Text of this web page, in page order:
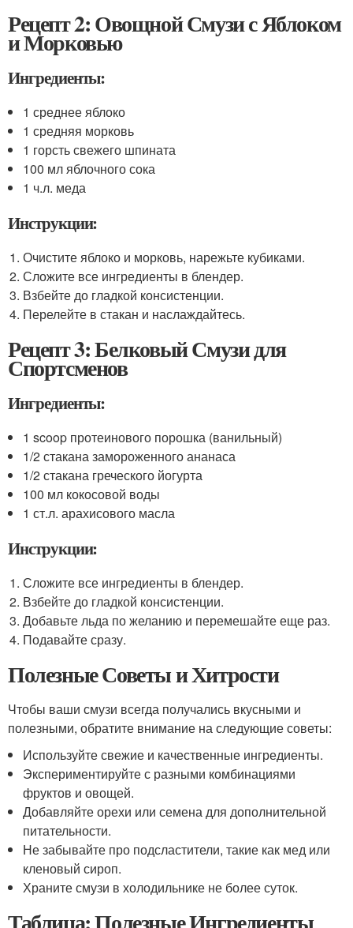
Рецепт 2: Овощной Смузи с Яблоком
и Морковью
Ингредиенты:
1 среднее яблоко
1 средняя морковь
1 горсть свежего шпината
100 мл яблочного сока
1 ч.л. меда
Инструкции:
Очистите яблоко и морковь, нарежьте кубиками.
Сложите все ингредиенты в блендер.
Взбейте до гладкой консистенции.
Перелейте в стакан и наслаждайтесь.
Рецепт 3: Белковый Смузи для
Спортсменов
Ингредиенты:
1 scoop протеинового порошка (ванильный)
1/2 стакана замороженного ананаса
1/2 стакана греческого йогурта
100 мл кокосовой воды
1 ст.л. арахисового масла
Инструкции:
Сложите все ингредиенты в блендер.
Взбейте до гладкой консистенции.
Добавьте льда по желанию и перемешайте еще раз.
Подавайте сразу.
Полезные Советы и Хитрости
Чтобы ваши смузи всегда получались вкусными и
полезными, обратите внимание на следующие советы:
Используйте свежие и качественные ингредиенты.
Экспериментируйте с разными комбинациями
фруктов и овощей.
Добавляйте орехи или семена для дополнительной
питательности.
Не забывайте про подсластители, такие как мед или
кленовый сироп.
Храните смузи в холодильнике не более суток.